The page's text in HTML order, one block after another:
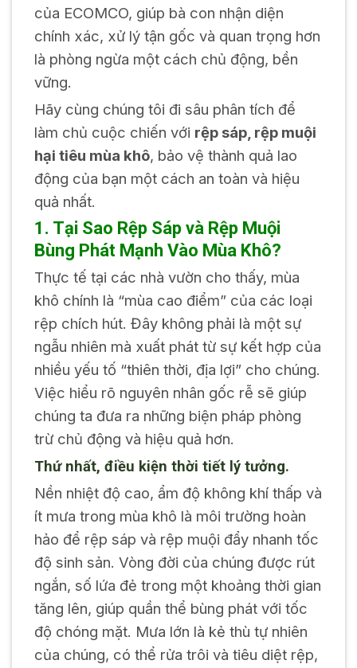
của ECOMCO, giúp bà con nhận diện
chính xác, xử lý tận gốc và quan trọng hơn
là phòng ngừa một cách chủ động, bền
vững.
Hãy cùng chúng tôi đi sâu phân tích để
làm chủ cuộc chiến với rệp sáp, rệp muội
hại tiêu mùa khô, bảo vệ thành quả lao
động của bạn một cách an toàn và hiệu
quả nhất.
1. Tại Sao Rệp Sáp và Rệp Muội
Bùng Phát Mạnh Vào Mùa Khô?
Thực tế tại các nhà vườn cho thấy, mùa
khô chính là “mùa cao điểm” của các loại
rệp chích hút. Đây không phải là một sự
ngẫu nhiên mà xuất phát từ sự kết hợp của
nhiều yếu tố “thiên thời, địa lợi” cho chúng.
Việc hiểu rõ nguyên nhân gốc rễ sẽ giúp
chúng ta đưa ra những biện pháp phòng
trừ chủ động và hiệu quả hơn.
Thứ nhất, điều kiện thời tiết lý tưởng.
Nền nhiệt độ cao, ẩm độ không khí thấp và
ít mưa trong mùa khô là môi trường hoàn
hảo để rệp sáp và rệp muội đẩy nhanh tốc
độ sinh sản. Vòng đời của chúng được rút
ngắn, số lứa đẻ trong một khoảng thời gian
tăng lên, giúp quần thể bùng phát với tốc
độ chóng mặt. Mưa lớn là kẻ thù tự nhiên
của chúng, có thể rửa trôi và tiêu diệt rệp,